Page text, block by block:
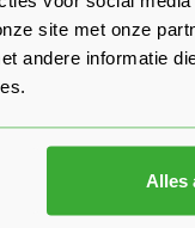
site met onze
andere informatie
Alles